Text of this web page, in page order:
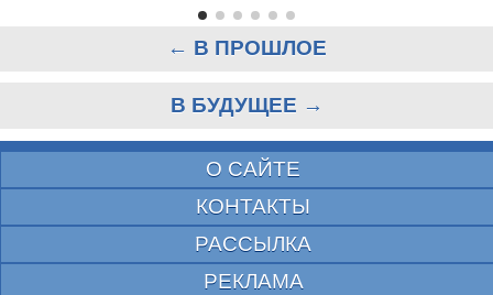
← В ПРОШЛОЕ
В БУДУЩЕЕ →
О САЙТЕ
КОНТАКТЫ
РАССЫЛКА
РЕКЛАМА